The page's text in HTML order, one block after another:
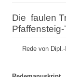
Die faulen
Rede von